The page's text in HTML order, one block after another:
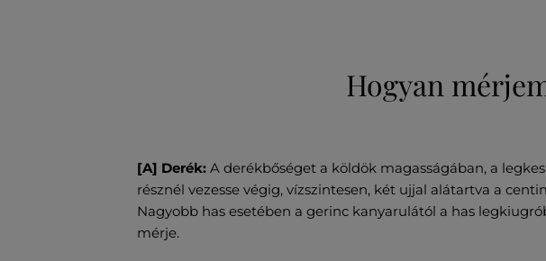
Hogyan
[A] Derék: A derékbőséget a köldök magasságában, a
résznél vezesse végig, vízszintesen, két ujjal alátartva a
Nagyobb has esetében a gerinc kanyarulától a has
mérje.